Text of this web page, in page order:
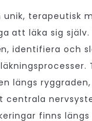
unik, terapeutisk
att läka sig
identifiera och
längs
finns